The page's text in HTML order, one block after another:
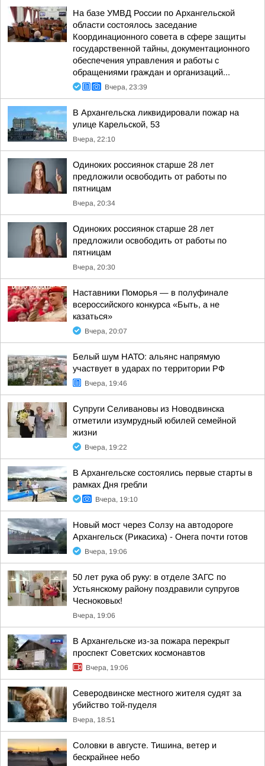
На базе УМВД России по Архангельской
области состоялось заседание
Координационного совета в сфере защиты
государственной тайны, документационного
обеспечения управления и работы с
обращениями граждан и организаций...
Вчера, 23:39
В Архангельска ликвидировали пожар на
улице Карельской, 53
Вчера, 22:10
Одиноких россиянок старше 28 лет
предложили освободить от работы по
пятницам
Вчера, 20:34
Одиноких россиянок старше 28 лет
предложили освободить от работы по
пятницам
Вчера, 20:30
Наставники Поморья — в полуфинале
всероссийского конкурса «Быть, а не
казаться»
Вчера, 20:07
Белый шум НАТО: альянс напрямую
участвует в ударах по территории РФ
Вчера, 19:46
Супруги Селивановы из Новодвинска
отметили изумрудный юбилей семейной
жизни
Вчера, 19:22
В Архангельске состоялись первые старты в
рамках Дня гребли
Вчера, 19:10
Новый мост через Солзу на автодороге
Архангельск (Рикасиха) - Онега почти готов
Вчера, 19:06
50 лет рука об руку: в отделе ЗАГС по
Устьянскому району поздравили супругов
Чесноковых!
Вчера, 19:06
В Архангельске из-за пожара перекрыт
проспект Советских космонавтов
Вчера, 19:06
Северодвинске местного жителя судят за
убийство той-пуделя
Вчера, 18:51
Соловки в августе. Тишина, ветер и
бескрайнее небо